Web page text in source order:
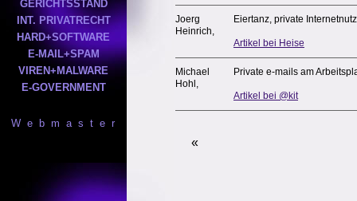
GERICHTSSTAND
INT. PRIVATRECHT
HARD+SOFTWARE
E-MAIL+SPAM
VIREN+MALWARE
E-GOVERNMENT
W e b m a s t e r
Joerg
Heinrich,
Eiertanz, private
Artikel bei Heise
Michael
Hohl,
Private e-mails am
Artikel bei @kit
«